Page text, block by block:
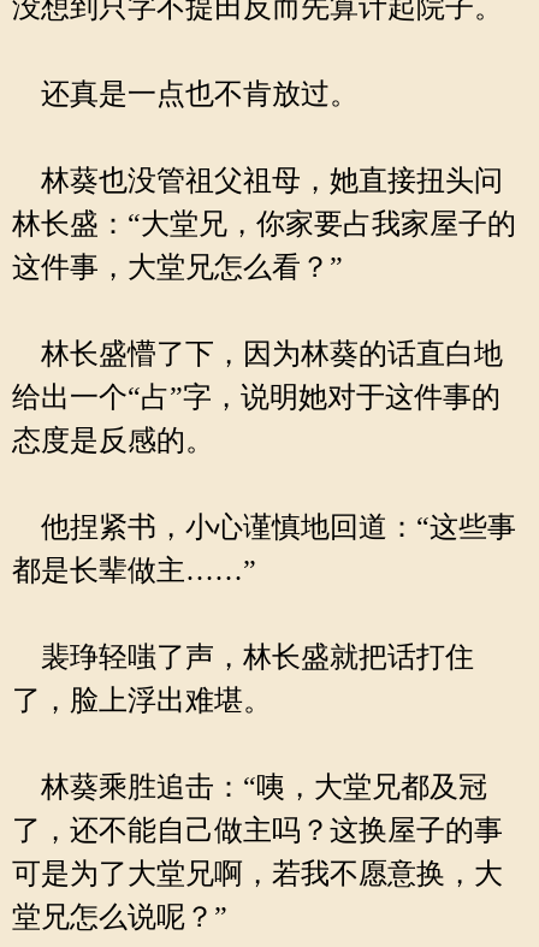
没想到只字不提田反而先算计起院子。
还真是一点也不肯放过。
林葵也没管祖父祖母，她直接扭头问
林长盛：“大堂兄，你家要占我家屋子的
这件事，大堂兄怎么看？”
林长盛懵了下，因为林葵的话直白地
给出一个“占”字，说明她对于这件事的
态度是反感的。
他捏紧书，小心谨慎地回道：“这些事
都是长辈做主……”
裴琤轻嗤了声，林长盛就把话打住
了，脸上浮出难堪。
林葵乘胜追击：“咦，大堂兄都及冠
了，还不能自己做主吗？这换屋子的事
可是为了大堂兄啊，若我不愿意换，大
堂兄怎么说呢？”